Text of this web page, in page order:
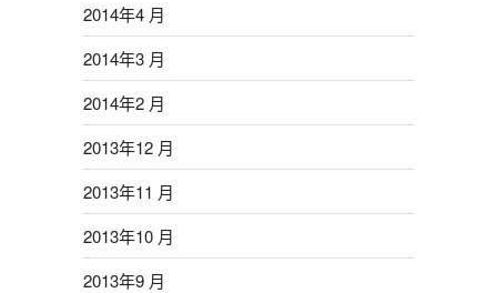
2014年4 月
2014年3 月
2014年2 月
2013年12 月
2013年11 月
2013年10 月
2013年9 月